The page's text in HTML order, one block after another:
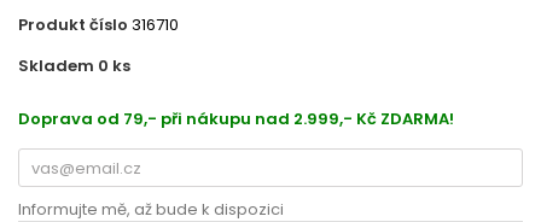
Produkt číslo 316710
Skladem 0 ks
Doprava od 79,- při nákupu nad 2.999,- Kč ZDARMA!
Informujte mě, až bude k dispozici